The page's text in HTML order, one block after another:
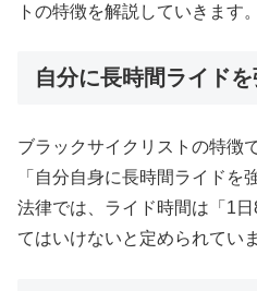
トの特徴を解説していきます。
自分に長時間ライドを
ブラックサイクリストの特徴
「自分自身に長時間ライドを
法律では、ライド時間は「1
てはいけないと定められていま